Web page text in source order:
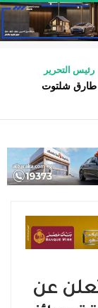
رئيس التحرير
طارق شلتوت
عن